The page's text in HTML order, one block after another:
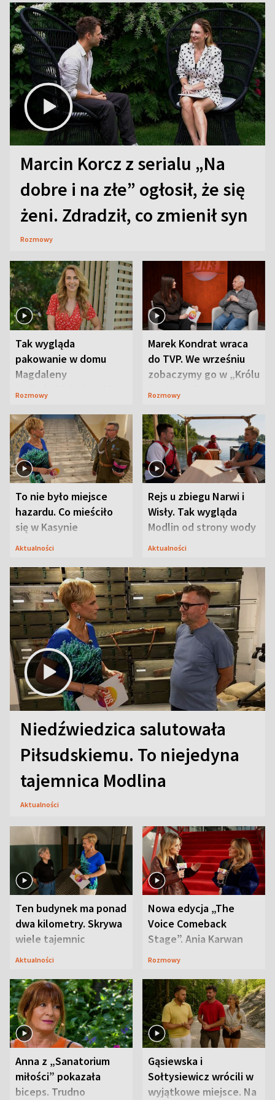
Marcin Korcz z serialu „Na
dobre i na złe” ogłosił, że się
żeni. Zdradził, co zmienił syn
Rozmowy
Tak wygląda
pakowanie w domu
Magdaleny
Waligórskiej-Lisieckiej.
Rozmowy
Marek Kondrat wraca
do TVP. We wrześniu
zobaczymy go w „Królu
Maciusiu I”
Rozmowy
To nie było miejsce
hazardu. Co mieściło
się w Kasynie
Oficerskim?
Aktualności
Rejs u zbiegu Narwi i
Wisły. Tak wygląda
Modlin od strony wody
Aktualności
Niedźwiedzica salutowała
Piłsudskiemu. To niejedyna
tajemnica Modlina
Aktualności
Ten budynek ma ponad
dwa kilometry. Skrywa
wiele tajemnic
Aktualności
Nowa edycja „The
Voice Comeback
Stage”. Ania Karwan
zapowiada
Rozmowy
Anna z „Sanatorium
miłości” pokazała
biceps. Trudno
Gąsiewska i
Sołtysiewicz wrócili w
wyjątkowe miejsce. Na